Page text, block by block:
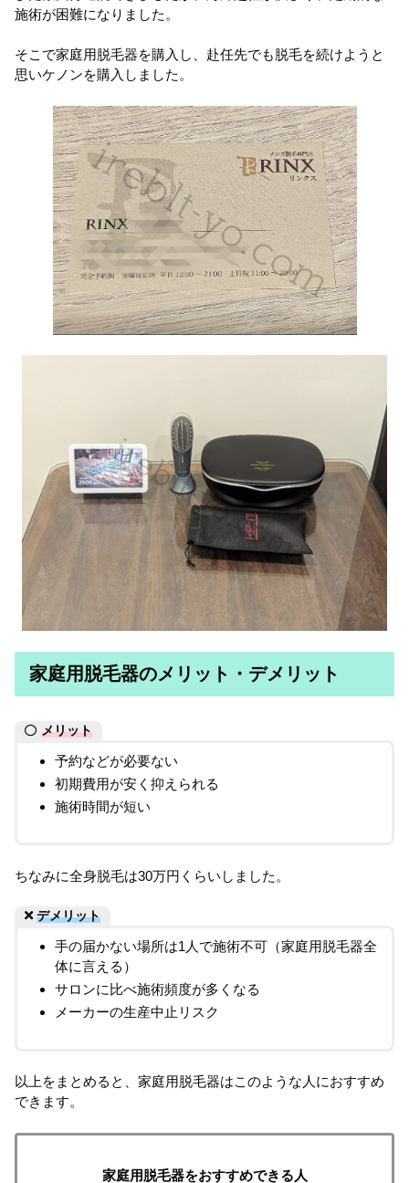
施術が困難になりました。
そこで家庭用脱毛器を購入し、赴任先でも脱毛を続けようと
思いケノンを購入しました。
家庭用脱毛器のメリット・デメリット
メリット
予約などが必要ない
初期費用が安く抑えられる
施術時間が短い
ちなみに全身脱毛は30万円くらいしました。
デメリット
手の届かない場所は1人で施術不可（家庭用脱毛器全
体に言える）
サロンに比べ施術頻度が多くなる
メーカーの生産中止リスク
以上をまとめると、家庭用脱毛器はこのような人におすすめ
できます。
家庭用脱毛器をおすすめできる人